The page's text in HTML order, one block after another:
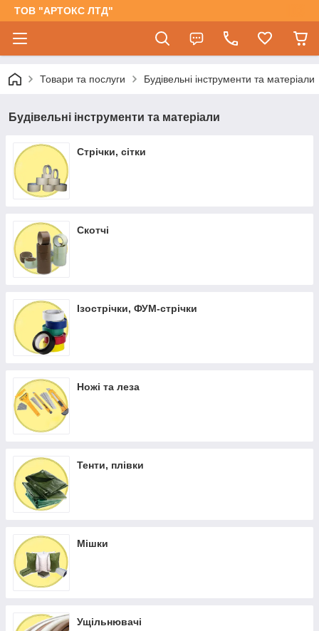
ТОВ "АРТОКС ЛТД"
Товари та послуги Будівельні інструменти та матеріали
Будівельні інструменти та матеріали
Стрічки, сітки
Скотчі
Ізострічки, ФУМ-стрічки
Ножі та леза
Тенти, плівки
Мішки
Ущільнювачі